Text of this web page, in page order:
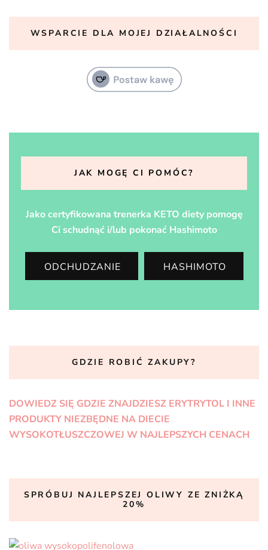
WSPARCIE DLA MOJEJ DZIAŁALNOŚCI
JAK MOGĘ CI POMÓC?
Jako certyfikowana trenerka KETO diety pomogę
Ci schudnąć i/lub pokonać Hashimoto
ODCHUDZANIE HASHIMOTO
GDZIE ROBIĆ ZAKUPY?
DOWIEDZ SIĘ GDZIE ZNAJDZIESZ ERYTRYTOL I INNE
PRODUKTY NIEZBĘDNE NA DIECIE
WYSOKOTŁUSZCZOWEJ W NAJLEPSZYCH CENACH
SPRÓBUJ NAJLEPSZEJ OLIWY ZE ZNIŻKĄ
20%